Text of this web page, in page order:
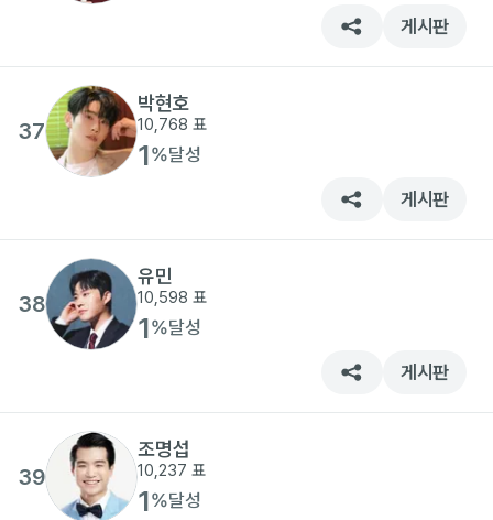
게시판
37
박현호
10,768 표
1%달성
게시판
38
유민
10,598 표
1%달성
게시판
39
조명섭
10,237 표
1%달성